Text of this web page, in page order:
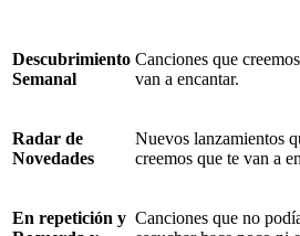
Descubrimiento
Semanal
Canciones que
van a encantar.
Radar de
Novedades
Nuevos lanzamientos
creemos que te van a
En repetición y Canciones que no